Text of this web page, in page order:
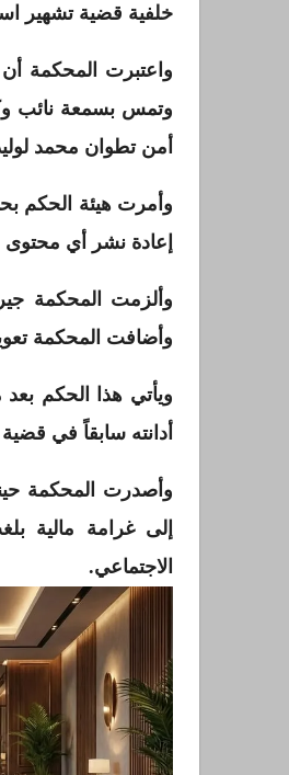
خلفية قضية تشهير
واعتبرت المحكمة
وتمس بسمعة نائب
أمن تطوان محمد
وأمرت هيئة الحكم
إعادة نشر أي محتوى
وأضافت المحكمة تعويضات عقابية بقيمة 5 آلاف
ويأتي هذا الحكم بعد
أدانته سابقاً في
الاجتماعي.